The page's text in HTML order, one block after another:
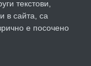
преди 5 дни
И
текстови,
в сайта, са
е посочено